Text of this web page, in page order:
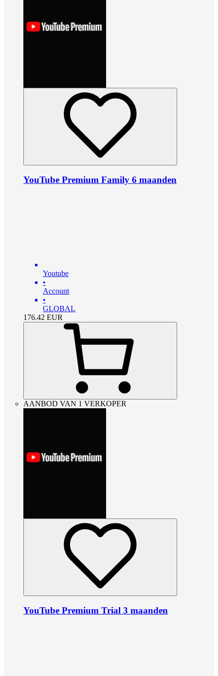
YouTube Premium Family 6 maanden
Youtube
•
Account
•
GLOBAL
176.42 EUR
AANBOD VAN 1 VERKOPER
YouTube Premium Trial 3 maanden